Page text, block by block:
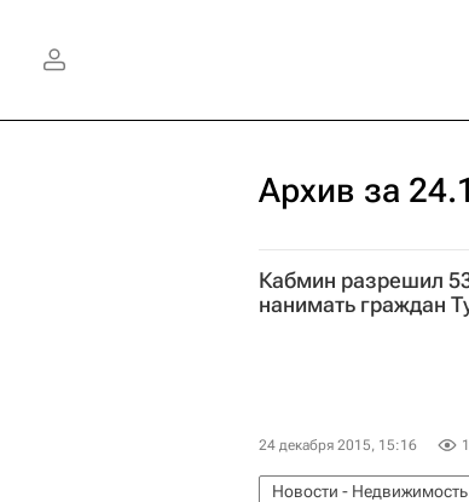
Архив за
Кабмин разрешил
нанимать граждан
24 декабря 2015, 15:16
Новости - Недвижимость